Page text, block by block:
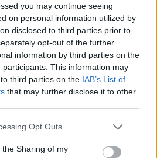
you may continue seeing
on personal information utilized by
disclosed to third parties prior to
opt-out of the further
information by third parties on the
participants. This information may
third parties on the IAB’s List of
that may further disclose it to other
app uses one or more Google
usage behaviour. You may click to
Opt Outs
Sharing of my
szerencsehozó tárgynak
és a bőség
által eltávolított
játékos szokássá
hangulatát oldotta,
a romantikus és kissé
a modern esküvőn